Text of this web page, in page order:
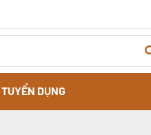
TUYỂN DỤNG